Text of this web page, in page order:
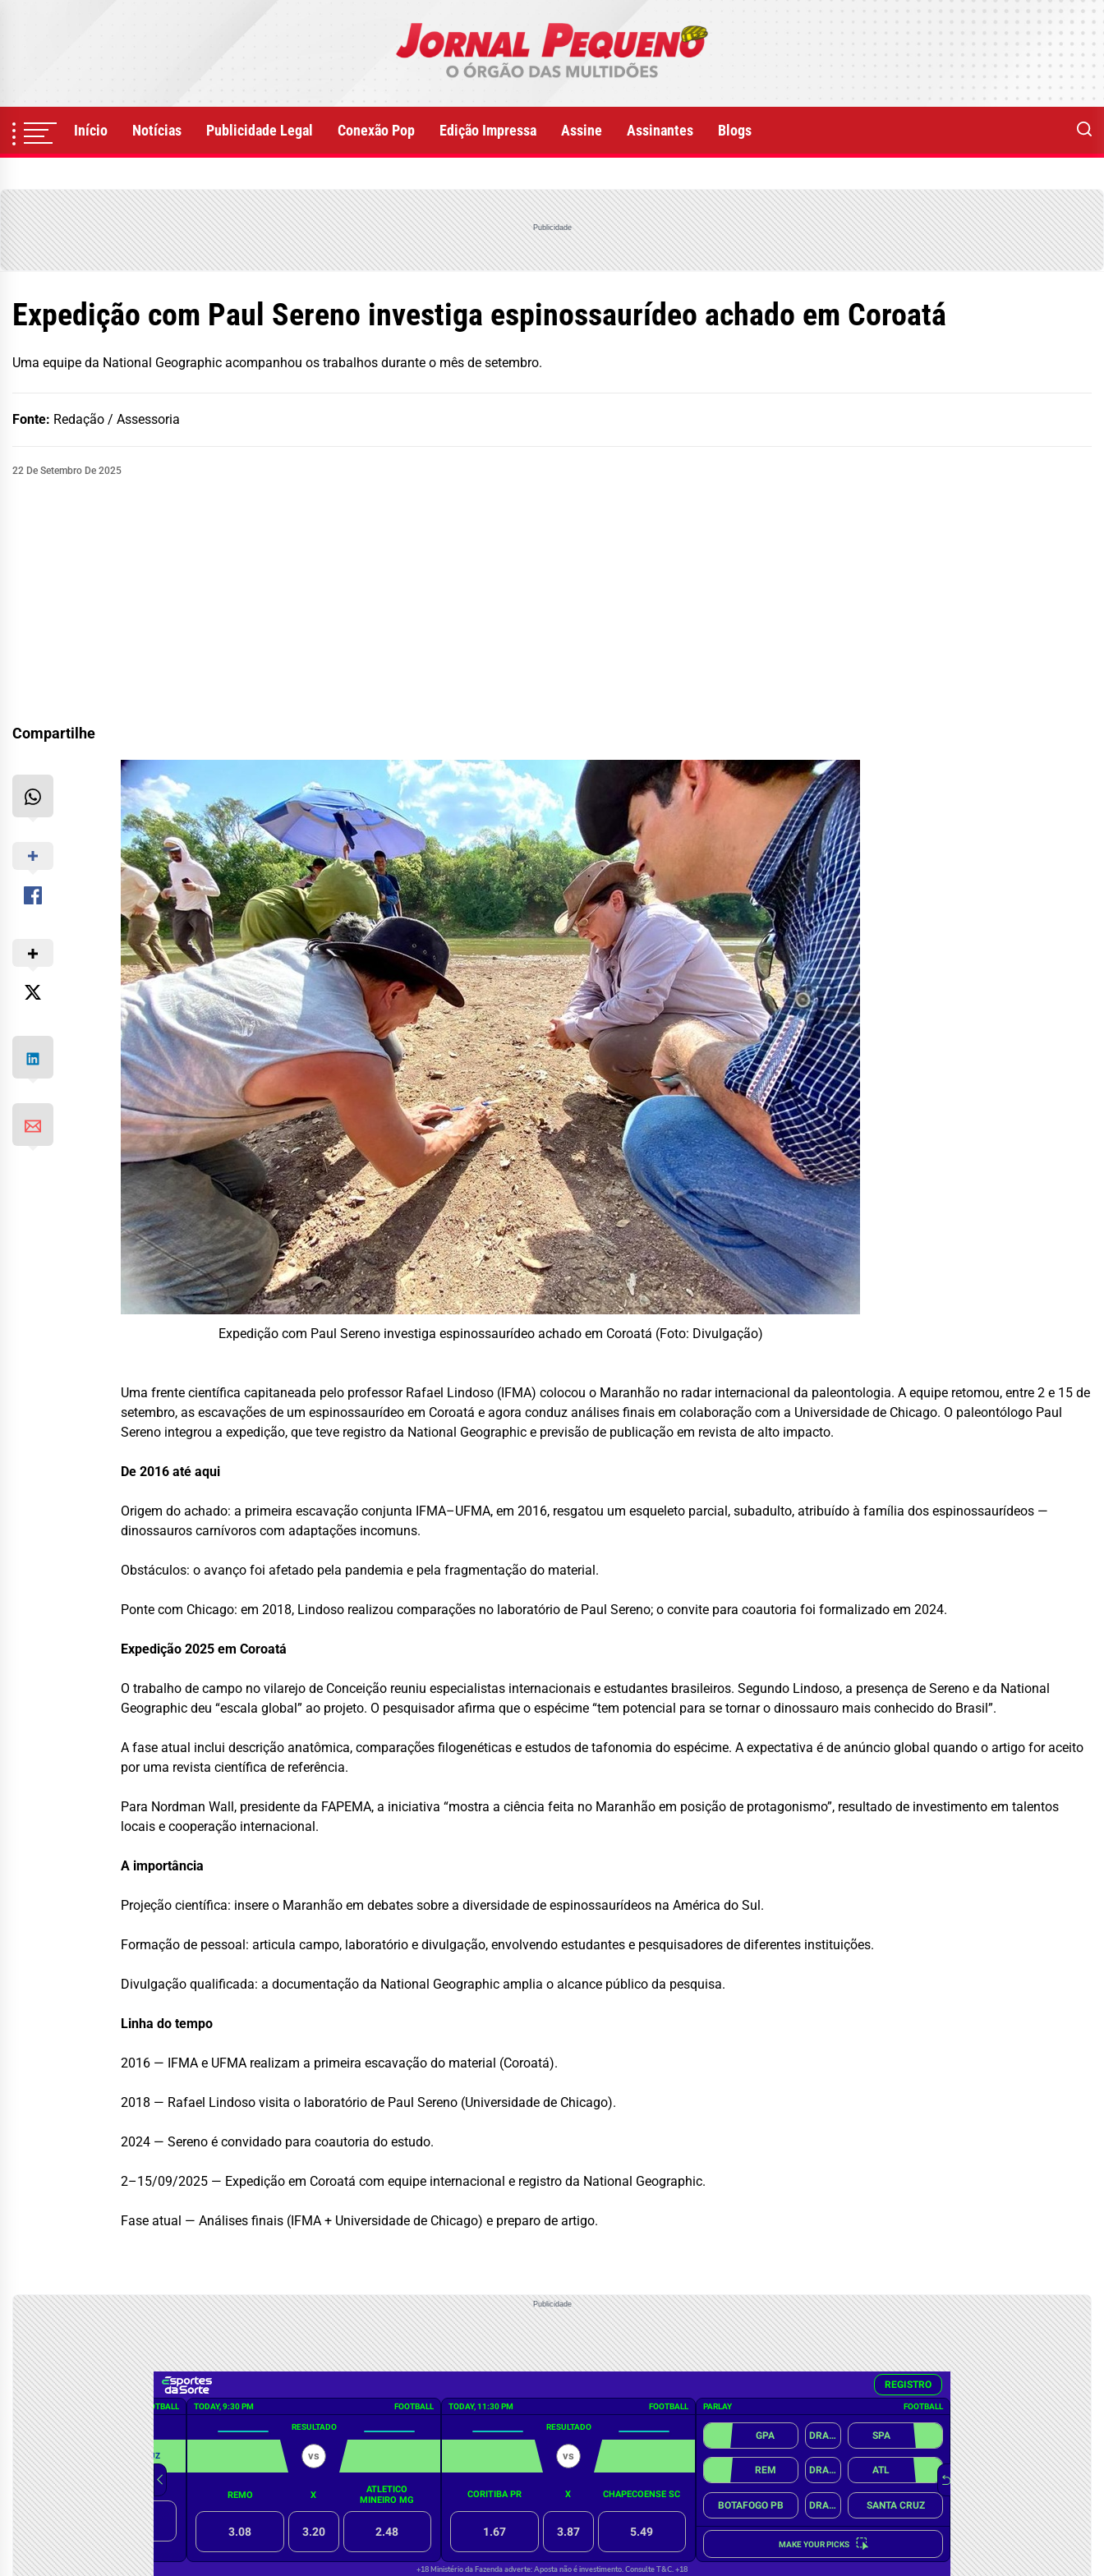
Início Notícias Publicidade Legal Conexão Pop Edição Impressa Assine Assinantes Blogs
Publicidade
Expedição com Paul Sereno investiga espinossaurídeo achado em Coroatá
Uma equipe da National Geographic acompanhou os trabalhos durante o mês de setembro.
Fonte: Redação / Assessoria
22 De Setembro De 2025
Compartilhe
Expedição com Paul Sereno investiga espinossaurídeo achado em Coroatá (Foto: Divulgação)
Uma frente científica capitaneada pelo professor Rafael Lindoso (IFMA) colocou o Maranhão no radar internacional da paleontologia. A equipe retomou, entre 2 e 15 de
setembro, as escavações de um espinossaurídeo em Coroatá e agora conduz análises finais em colaboração com a Universidade de Chicago. O paleontólogo Paul
Sereno integrou a expedição, que teve registro da National Geographic e previsão de publicação em revista de alto impacto.
De 2016 até aqui
Origem do achado: a primeira escavação conjunta IFMA–UFMA, em 2016, resgatou um esqueleto parcial, subadulto, atribuído à família dos espinossaurídeos —
dinossauros carnívoros com adaptações incomuns.
Obstáculos: o avanço foi afetado pela pandemia e pela fragmentação do material.
Ponte com Chicago: em 2018, Lindoso realizou comparações no laboratório de Paul Sereno; o convite para coautoria foi formalizado em 2024.
Expedição 2025 em Coroatá
O trabalho de campo no vilarejo de Conceição reuniu especialistas internacionais e estudantes brasileiros. Segundo Lindoso, a presença de Sereno e da National
Geographic deu “escala global” ao projeto. O pesquisador afirma que o espécime “tem potencial para se tornar o dinossauro mais conhecido do Brasil”.
A fase atual inclui descrição anatômica, comparações filogenéticas e estudos de tafonomia do espécime. A expectativa é de anúncio global quando o artigo for aceito
por uma revista científica de referência.
Para Nordman Wall, presidente da FAPEMA, a iniciativa “mostra a ciência feita no Maranhão em posição de protagonismo”, resultado de investimento em talentos
locais e cooperação internacional.
A importância
Projeção científica: insere o Maranhão em debates sobre a diversidade de espinossaurídeos na América do Sul.
Formação de pessoal: articula campo, laboratório e divulgação, envolvendo estudantes e pesquisadores de diferentes instituições.
Divulgação qualificada: a documentação da National Geographic amplia o alcance público da pesquisa.
Linha do tempo
2016 — IFMA e UFMA realizam a primeira escavação do material (Coroatá).
2018 — Rafael Lindoso visita o laboratório de Paul Sereno (Universidade de Chicago).
2024 — Sereno é convidado para coautoria do estudo.
2–15/09/2025 — Expedição em Coroatá com equipe internacional e registro da National Geographic.
Fase atual — Análises finais (IFMA + Universidade de Chicago) e preparo de artigo.
Publicidade